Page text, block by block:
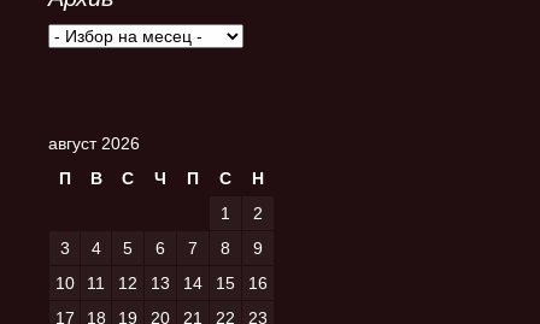
Архив
август 2026
П
В С Ч П С
Н
1
2
3
4 5 6 7 8
9
10
11 12 13 14 15
16
17
18 19 20 21 22 23